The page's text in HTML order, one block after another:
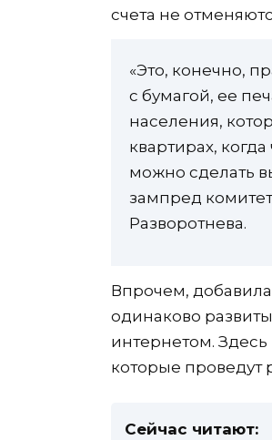
счета не
«Это, конечно,
с бумагой, ее
населения,
квартирах,
можно сделать
зампред
Разворотнева.
Впрочем, добавила
одинаково
интернетом.
которые проведут
Сейчас читают: